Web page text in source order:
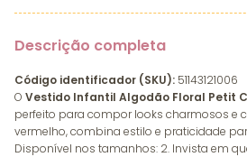
Descrição completa
Código identificador (SKU): 51143121006
O Vestido Infantil Algodão Floral Petit
perfeito para compor looks charmosos e
vermelho, combina estilo e praticidade
Disponível nos tamanhos: 2. Invista em